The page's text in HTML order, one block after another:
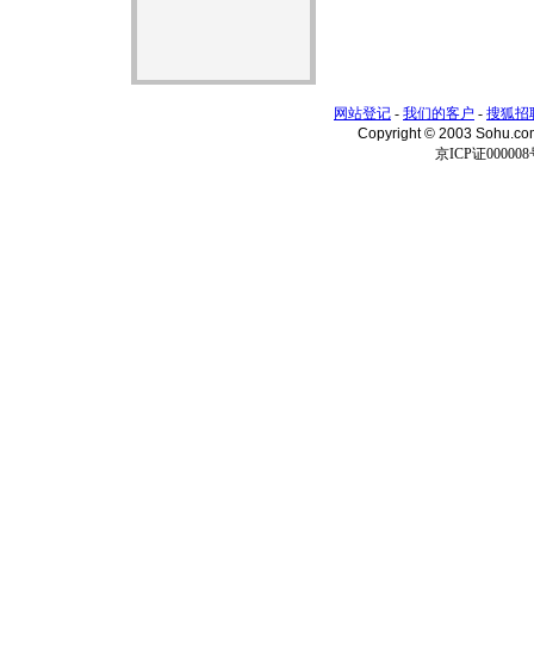
网站登记 - 我们的客户 - 搜狐招
Copyright © 2003
京ICP证